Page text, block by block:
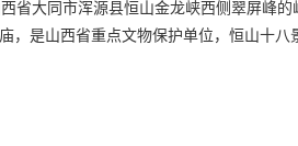
省大同市浑源县恒山金龙峡西侧翠屏峰
是山西省重点文物保护单位，恒山十八